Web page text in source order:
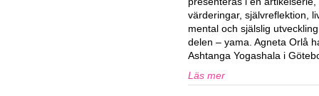
värderingar, självreflektion,
mental och själslig
delen – yama. Agneta Orlå
Ashtanga Yogashala i
Läs mer